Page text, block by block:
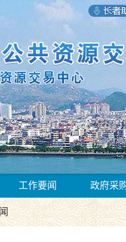
工作要闻 政府采